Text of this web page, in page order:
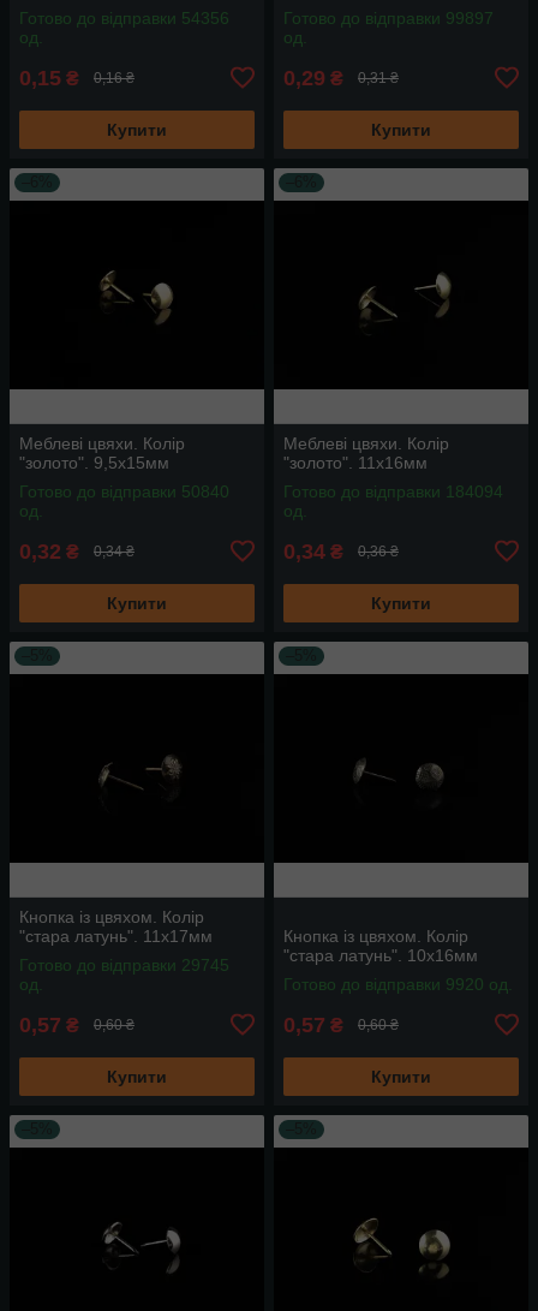
Готово до відправки 54356
од.
0,15 ₴ 0,16 ₴
Купити
Готово до відправки 99897
од.
0,29 ₴ 0,31 ₴
Купити
Меблеві цвяхи. Колір
"золото". 9,5х15мм
Готово до відправки 50840
од.
0,32 ₴ 0,34 ₴
Купити
Меблеві цвяхи. Колір
"золото". 11х16мм
Готово до відправки 184094
од.
0,34 ₴ 0,36 ₴
Купити
Кнопка із цвяхом. Колір
"стара латунь". 11х17мм
Готово до відправки 29745
од.
0,57 ₴ 0,60 ₴
Купити
Кнопка із цвяхом. Колір
"стара латунь". 10х16мм
Готово до відправки 9920 од.
0,57 ₴ 0,60 ₴
Купити